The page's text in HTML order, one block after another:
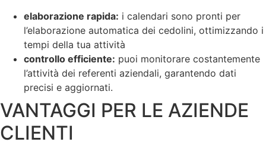
elaborazione rapida: i calendari sono pronti per
l’elaborazione automatica dei cedolini, ottimizzando i
tempi della tua attività
controllo efficiente: puoi monitorare costantemente
l’attività dei referenti aziendali, garantendo dati
precisi e aggiornati.
VANTAGGI PER LE AZIENDE
CLIENTI